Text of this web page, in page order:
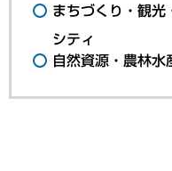
まちづくり・観光
シティ
自然資源・農林水